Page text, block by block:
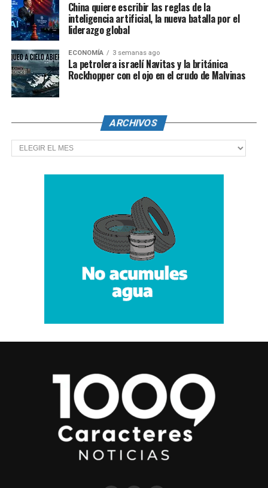
China quiere escribir las reglas de la
inteligencia artificial, la nueva batalla por el
liderazgo global
ECONOMÍA 3 semanas ago
La petrolera israelí Navitas y la británica
Rockhopper con el ojo en el crudo de Malvinas
ARCHIVOS
Archivos